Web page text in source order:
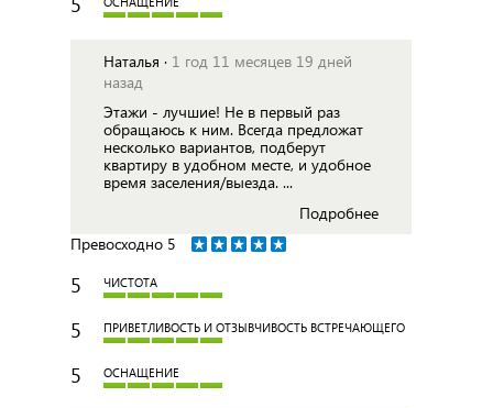
Наталья · 1 год 11 месяцев 19 дней
назад
Этажи - лучшие! Не в первый раз
обращаюсь к ним. Всегда предложат
несколько вариантов, подберут
квартиру в удобном месте, и удобное
время заселения/выезда. ...
Подробнее
Превосходно 5
5 ЧИСТОТА
5 ПРИВЕТЛИВОСТЬ И ОТЗЫВЧИВОСТЬ ВСТРЕЧАЮЩЕГО
5 ОСНАЩЕНИЕ